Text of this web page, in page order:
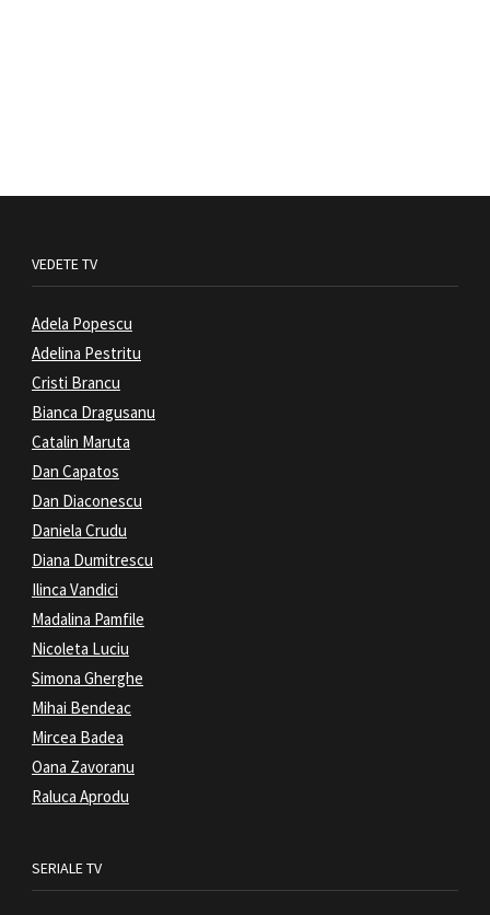
VEDETE TV
Adela Popescu
Adelina Pestritu
Cristi Brancu
Bianca Dragusanu
Catalin Maruta
Dan Capatos
Dan Diaconescu
Daniela Crudu
Diana Dumitrescu
Ilinca Vandici
Madalina Pamfile
Nicoleta Luciu
Simona Gherghe
Mihai Bendeac
Mircea Badea
Oana Zavoranu
Raluca Aprodu
SERIALE TV